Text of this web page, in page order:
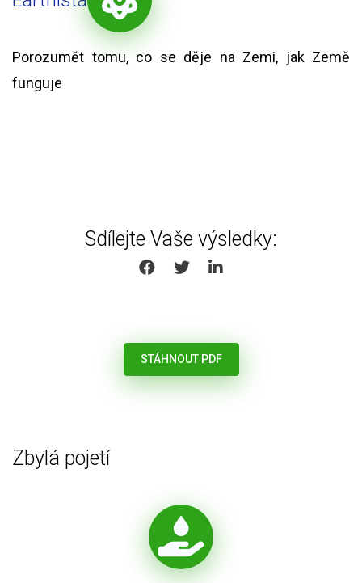
Porozumět tomu, co se děje na Zemi, jak Země
funguje
Sdílejte Vaše výsledky:
SHARE ON FACEBOOK
SHARE ON TWITTER
SHARE ON LINKEDIN
STÁHNOUT PDF
Zbylá pojetí